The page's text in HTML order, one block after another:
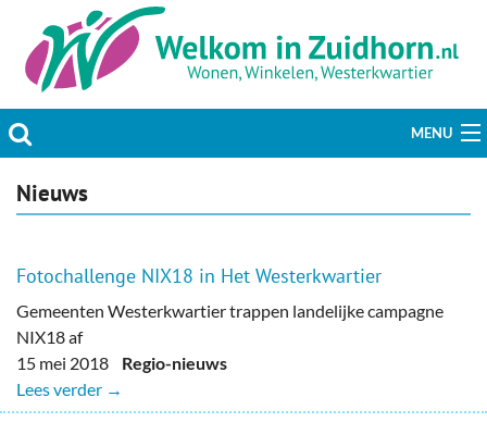
MENU
Actueel
Welzijn & Maatschappij
Bedrijven
Prikbord & Aanbiedingen
Nieuws
Fotochallenge NIX18 in Het Westerkwartier
Gemeenten Westerkwartier trappen landelijke campagne
NIX18 af
15 mei 2018 Regio-nieuws
Lees verder →